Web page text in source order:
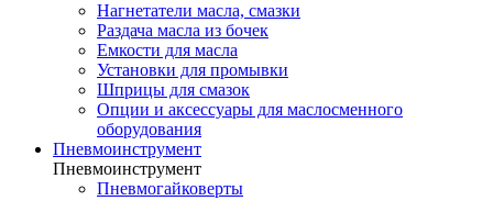
Нагнетатели масла, смазки
Раздача масла из бочек
Емкости для масла
Установки для промывки
Шприцы для смазок
Опции и аксессуары для маслосменного
оборудования
Пневмоинструмент
Пневмоинструмент
Пневмогайковерты